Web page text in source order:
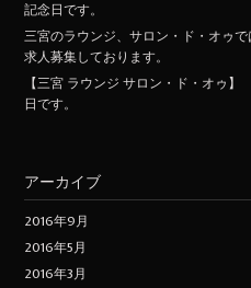
記念日です。
三宮のラウンジ、サロン・ド・オゥ
求人募集しております。
【三宮 ラウンジ サロン・ド・オゥ
日です。
アーカイブ
2016年9月
2016年5月
2016年3月